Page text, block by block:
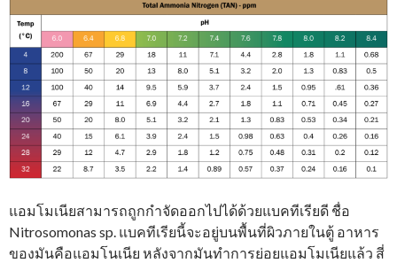
แอมโมเนียสามารถถูกกำจัดออกไปได้ด้วยแบคทีเรียดี ชื่อ
Nitrosomonas sp. แบคทีเรียนี้จะอยู่บนพื้นที่ผิวภายในตู้ อาหาร
ของมันคือแอมโนเนีย หลังจากมันทำการย่อยแอมโมเนียแล้ว สี่